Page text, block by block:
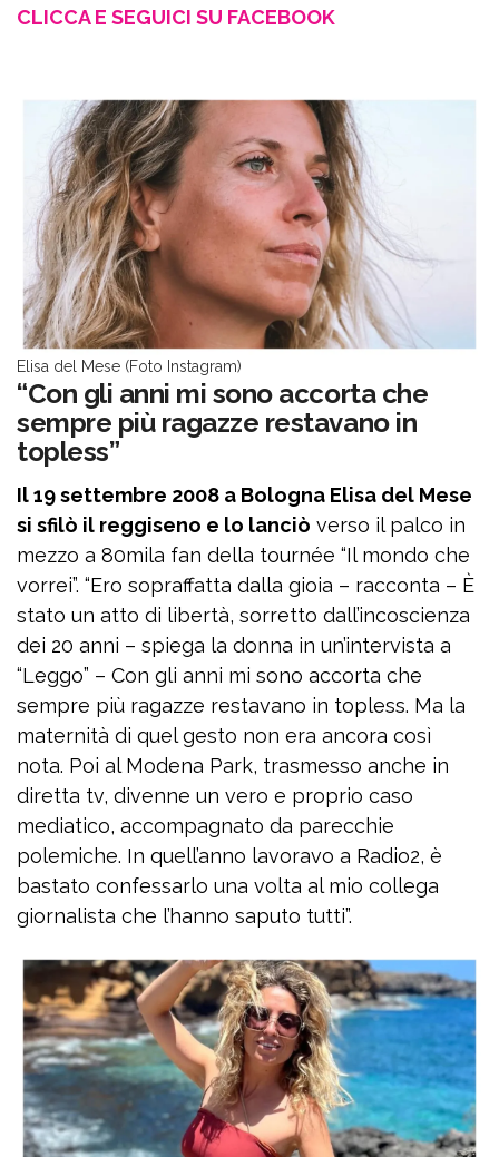
CLICCA E SEGUICI SU FACEBOOK
Elisa del Mese (Foto Instagram)
“Con gli anni mi sono accorta che
sempre più ragazze restavano in
topless”
Il 19 settembre 2008 a Bologna Elisa del Mese
si sfilò il reggiseno e lo lanciò verso il palco in
mezzo a 80mila fan della tournée “Il mondo che
vorrei”. “Ero sopraffatta dalla gioia – racconta – È
stato un atto di libertà, sorretto dall’incoscienza
dei 20 anni – spiega la donna in un’intervista a
“Leggo” – Con gli anni mi sono accorta che
sempre più ragazze restavano in topless. Ma la
maternità di quel gesto non era ancora così
nota. Poi al Modena Park, trasmesso anche in
diretta tv, divenne un vero e proprio caso
mediatico, accompagnato da parecchie
polemiche. In quell’anno lavoravo a Radio2, è
bastato confessarlo una volta al mio collega
giornalista che l’hanno saputo tutti”.